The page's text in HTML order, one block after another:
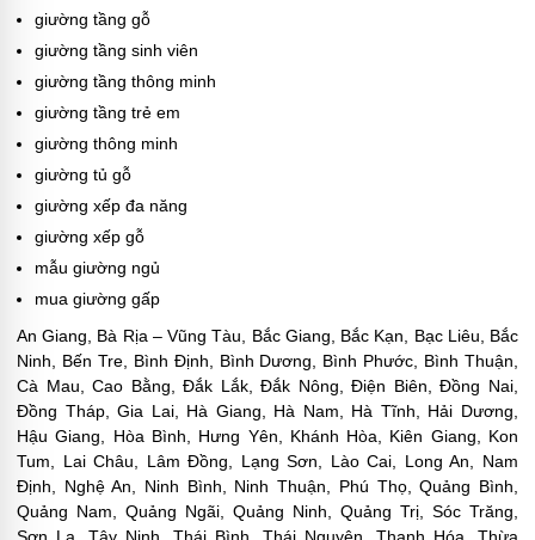
giường tầng gỗ
giường tầng sinh viên
giường tầng thông minh
giường tầng trẻ em
giường thông minh
giường tủ gỗ
giường xếp đa năng
giường xếp gỗ
mẫu giường ngủ
mua giường gấp
An Giang, Bà Rịa – Vũng Tàu, Bắc Giang, Bắc Kạn, Bạc Liêu, Bắc
Ninh, Bến Tre, Bình Định, Bình Dương, Bình Phước, Bình Thuận,
Cà Mau, Cao Bằng, Đắk Lắk, Đắk Nông, Điện Biên, Đồng Nai,
Đồng Tháp, Gia Lai, Hà Giang, Hà Nam, Hà Tĩnh, Hải Dương,
Hậu Giang, Hòa Bình, Hưng Yên, Khánh Hòa, Kiên Giang, Kon
Tum, Lai Châu, Lâm Đồng, Lạng Sơn, Lào Cai, Long An, Nam
Định, Nghệ An, Ninh Bình, Ninh Thuận, Phú Thọ, Quảng Bình,
Quảng Nam, Quảng Ngãi, Quảng Ninh, Quảng Trị, Sóc Trăng,